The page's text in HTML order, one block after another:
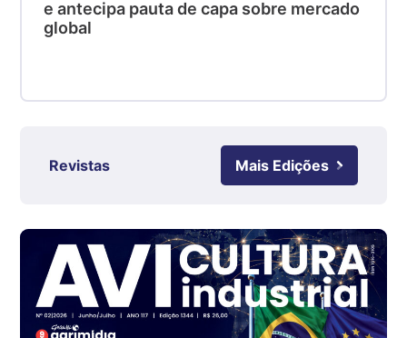
SC
R$ 4,50
RS
Ovo Branco - Regional
Ovo Branco - Regional
Branco
R$ 144,99
e antecipa pauta de capa sobre mercado
global
Revistas Mais Edições